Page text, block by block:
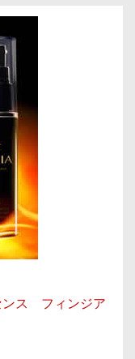
ンス フィンジア